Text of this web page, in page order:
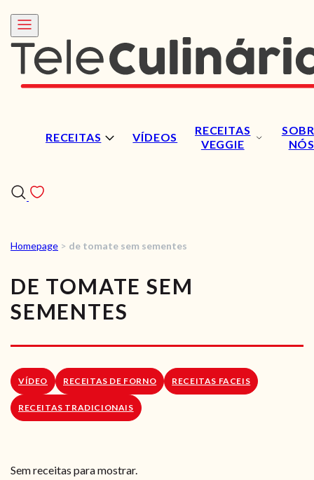
RECEITAS VÍDEOS
RECEITAS
VEGGIE
NÓS
RECEITAS
VÍDEOS
RECEITAS VEGGIE
LOJA ONLINE
Homepage > de tomate sem sementes
DE TOMATE SEM
SEMENTES
VÍDEO RECEITAS DE FORNO RECEITAS FACEIS
RECEITAS TRADICIONAIS
Sem receitas para mostrar.